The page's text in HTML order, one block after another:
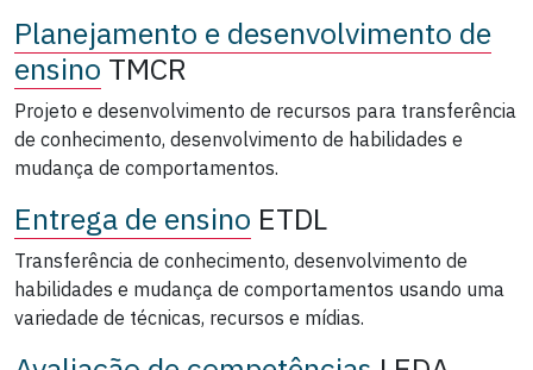
Planejamento e desenvolvimento de
ensino TMCR
Projeto e desenvolvimento de recursos para transferência
de conhecimento, desenvolvimento de habilidades e
mudança de comportamentos.
Entrega de ensino ETDL
Transferência de conhecimento, desenvolvimento de
habilidades e mudança de comportamentos usando uma
variedade de técnicas, recursos e mídias.